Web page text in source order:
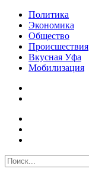
Политика
Экономика
Общество
Происшествия
Вкусная Уфа
Мобилизация